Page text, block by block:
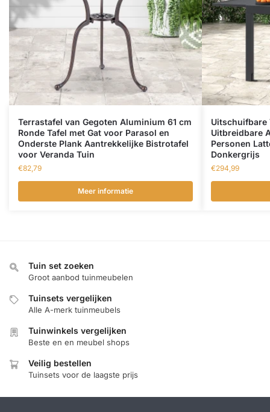
Terrastafel van Gegoten Aluminium 61 cm
Ronde Tafel met Gat voor Parasol en
Onderste Plank Aantrekkelijke Bistrotafel
voor Veranda Tuin
€82,79
Meer informatie
Uitschuifbare
Uitbreidbare
Personen
Donkergrijs
€294,99
Tuin set zoeken
Groot aanbod tuinmeubelen
Tuinsets vergelijken
Alle A-merk tuinmeubels
Tuinwinkels vergelijken
Beste en en meubel shops
Veilig bestellen
Tuinsets voor de laagste prijs